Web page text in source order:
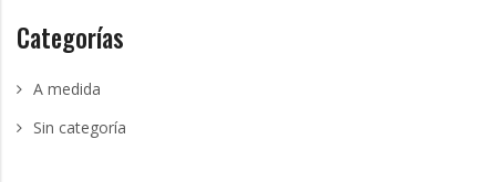
Categorías
A medida
Sin categoría